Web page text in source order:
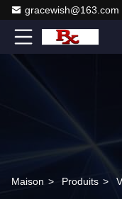
gracewish@163.com
Maison > Produits >